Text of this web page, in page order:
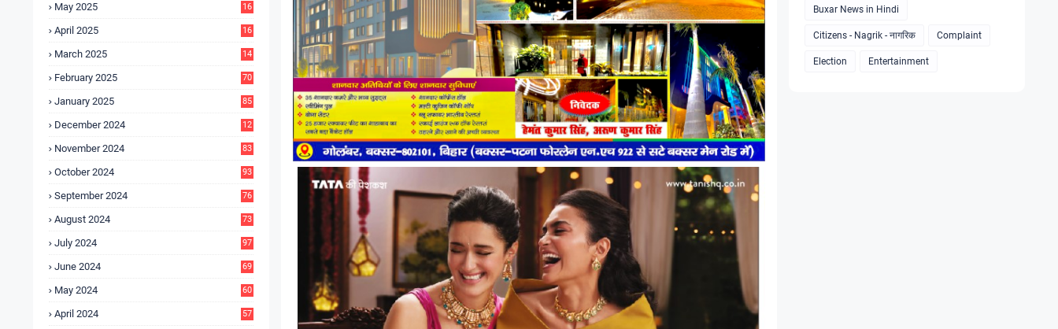
May 2025
16
April 2025
16
March 2025
14
February 2025 70
January 2025 85
December 2024
12
November 2024 83
October 2024 93
September 2024 76
August 2024 73
July 2024 97
June 2024 69
May 2024 60
April 2024 57
Buxar News in Hindi
Citizens - Nagrik - नागरिक Complaint
Election Entertainment